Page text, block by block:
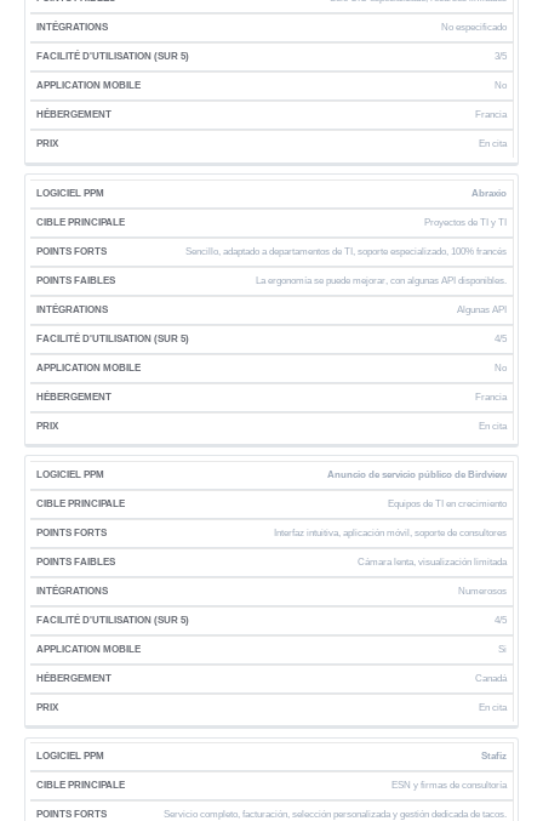
No especificado
3/5
No
Francia
En cita
Abraxio
Proyectos de TI y TI
Sencillo, adaptado a departamentos de TI, soporte especializado, 100% francés
La ergonomía se puede mejorar, con algunas API disponibles.
Algunas API
4/5
No
Francia
En cita
Anuncio de servicio público de Birdview
Equipos de TI en crecimiento
Interfaz intuitiva, aplicación móvil, soporte de consultores
Cámara lenta, visualización limitada
Numerosos
4/5
Si
Canadá
En cita
Stafiz
ESN y firmas de consultoría
Servicio completo, facturación, selección personalizada y gestión dedicada de tacos.